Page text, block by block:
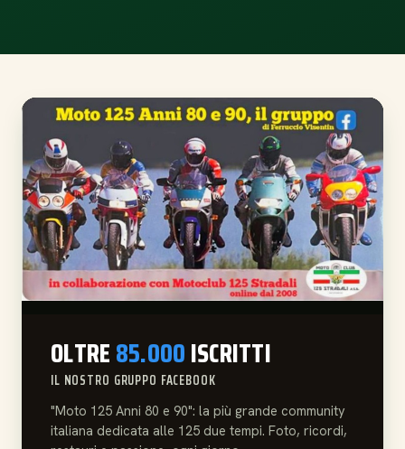
OLTRE85.000ISCRITTI
IL NOSTRO GRUPPO FACEBOOK
"Moto 125 Anni 80 e 90": la più grande community
italiana dedicata alle 125 due tempi. Foto, ricordi,